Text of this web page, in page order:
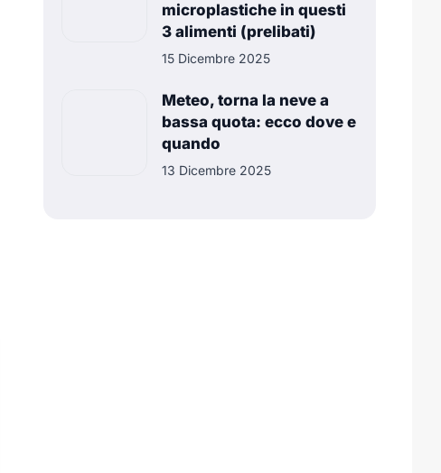
microplastiche in questi
3 alimenti (prelibati)
15 Dicembre 2025
Meteo, torna la neve a
bassa quota: ecco dove e
quando
13 Dicembre 2025